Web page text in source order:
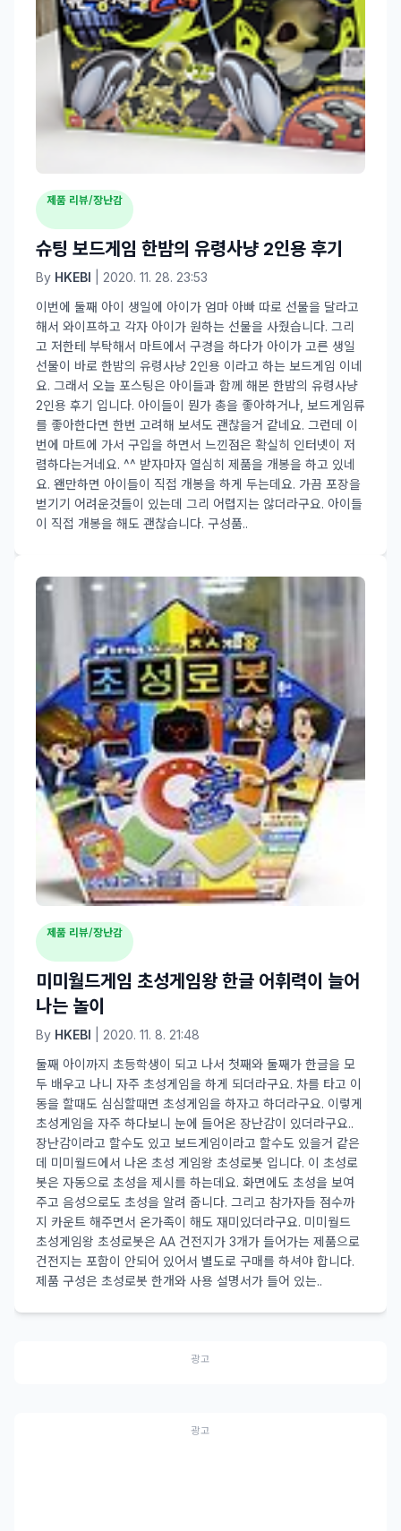
제품 리뷰/장난감
슈팅 보드게임 한밤의 유령사냥 2인용 후기
By HKEBI | 2020. 11. 28. 23:53
이번에 둘째 아이 생일에 아이가 엄마 아빠 따로 선물을 달라고
해서 와이프하고 각자 아이가 원하는 선물을 사줬습니다. 그리
고 저한테 부탁해서 마트에서 구경을 하다가 아이가 고른 생일
선물이 바로 한밤의 유령사냥 2인용 이라고 하는 보드게임 이네
요. 그래서 오늘 포스팅은 아이들과 함께 해본 한밤의 유령사냥
2인용 후기 입니다. 아이들이 뭔가 총을 좋아하거나, 보드게임류
를 좋아한다면 한번 고려해 보셔도 괜찮을거 같네요. 그런데 이
번에 마트에 가서 구입을 하면서 느낀점은 확실히 인터넷이 저
렴하다는거네요. ^^ 받자마자 열심히 제품을 개봉을 하고 있네
요. 왠만하면 아이들이 직접 개봉을 하게 두는데요. 가끔 포장을
벋기기 어려운것들이 있는데 그리 어렵지는 않더라구요. 아이들
이 직접 개봉을 해도 괜찮습니다. 구성품..
제품 리뷰/장난감
미미월드게임 초성게임왕 한글 어휘력이 늘어
나는 놀이
By HKEBI | 2020. 11. 8. 21:48
둘째 아이까지 초등학생이 되고 나서 첫째와 둘째가 한글을 모
두 배우고 나니 자주 초성게임을 하게 되더라구요. 차를 타고 이
동을 할때도 심심할때면 초성게임을 하자고 하더라구요. 이렇게
초성게임을 자주 하다보니 눈에 들어온 장난감이 있더라구요..
장난감이라고 할수도 있고 보드게임이라고 할수도 있을거 같은
데 미미월드에서 나온 초성 게임왕 초성로봇 입니다. 이 초성로
봇은 자동으로 초성을 제시를 하는데요. 화면에도 초성을 보여
주고 음성으로도 초성을 알려 줍니다. 그리고 참가자들 점수까
지 카운트 해주면서 온가족이 해도 재미있더라구요. 미미월드
초성게임왕 초성로봇은 AA 건전지가 3개가 들어가는 제품으로
건전지는 포함이 안되어 있어서 별도로 구매를 하셔야 합니다.
제품 구성은 초성로봇 한개와 사용 설명서가 들어 있는..
광고
광고